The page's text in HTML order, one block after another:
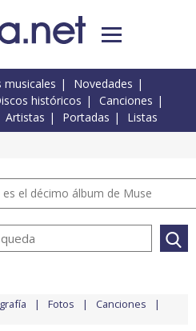
musicales
Novedades
históricos
Canciones
Artistas Portadas Listas
el décimo álbum de Muse
Fotos Canciones